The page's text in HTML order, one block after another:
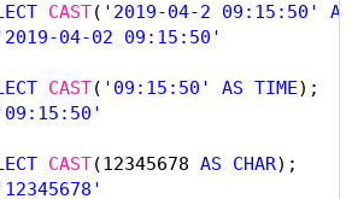
CAST( '2019-04-2 09:15:50'
AS
04-02 09:15:50'
CAST( '09:15:50' AS TIME);
CAST(12345678 AS CHAR);